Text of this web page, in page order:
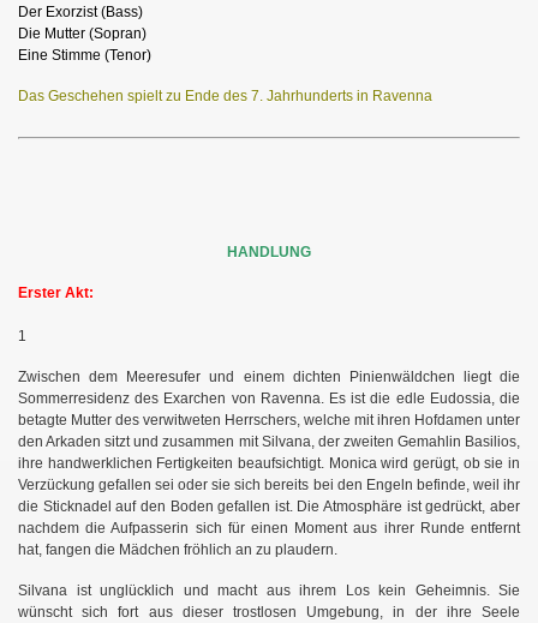
Der Exorzist (Bass)
Die Mutter (Sopran)
Eine Stimme (Tenor)
Das Geschehen spielt zu Ende des 7. Jahrhunderts in Ravenna
HANDLUNG
Erster Akt:
1
Zwischen dem Meeresufer und einem dichten Pinienwäldchen liegt die
Sommerresidenz des Exarchen von Ravenna. Es ist die edle Eudossia, die
betagte Mutter des verwitweten Herrschers, welche mit ihren Hofdamen unter
den Arkaden sitzt und zusammen mit Silvana, der zweiten Gemahlin Basilios,
ihre handwerklichen Fertigkeiten beaufsichtigt. Monica wird gerügt, ob sie in
Verzückung gefallen sei oder sie sich bereits bei den Engeln befinde, weil ihr
die Sticknadel auf den Boden gefallen ist. Die Atmosphäre ist gedrückt, aber
nachdem die Aufpasserin sich für einen Moment aus ihrer Runde entfernt
hat, fangen die Mädchen fröhlich an zu plaudern.
Silvana ist unglücklich und macht aus ihrem Los kein Geheimnis. Sie
wünscht sich fort aus dieser trostlosen Umgebung, in der ihre Seele